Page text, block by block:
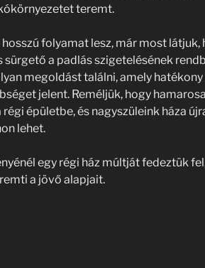
teremt.
folyamat lesz, már most látjuk,
sürgető a padlás szigetelésének
megoldást találni, amely hatékony
jelent. Reméljük, hogy
épületbe, és nagyszüleink háza
lehet.
egy régi ház múltját fedeztük
a jövő alapjait.